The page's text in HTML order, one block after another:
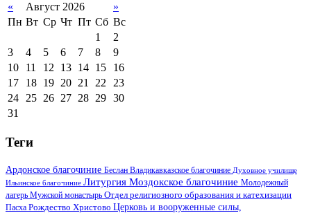
« Август 2026
»
Пн Вт Ср Чт Пт Сб Вс
1
2
3
4 5 6 7 8
9
10
11 12 13 14 15
16
17
18 19 20 21 22
23
24
25 26 27 28 29 30
31
Теги
Ардонское благочиние Беслан Владикавказское благочиние Духовное училище
Ильинское благочиние Литургия Моздокское благочиние Молодежный
лагерь Мужской монастырь Отдел религиозного образования и катехизации
Пасха Рождество Христово Церковь и вооруженные силы,